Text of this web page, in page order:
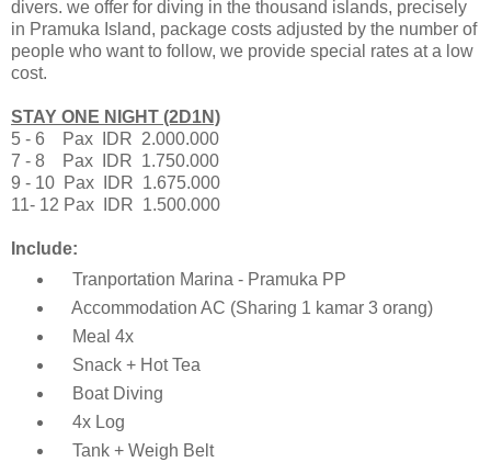
divers. we offer for diving in the thousand islands, precisely
in Pramuka Island, package costs adjusted by the number of
people who want to follow, we provide special rates at a low
cost.
STAY ONE NIGHT (2D1N)
5 - 6 Pax IDR 2.000.000
7 - 8 Pax IDR 1.750.000
9 - 10 Pax IDR 1.675.000
11- 12 Pax IDR 1.500.000
Include:
Tranportation Marina - Pramuka PP
Accommodation AC (Sharing 1 kamar 3 orang)
Meal 4x
Snack + Hot Tea
Boat Diving
4x Log
Tank + Weigh Belt